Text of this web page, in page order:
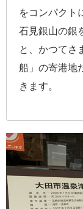
をコンパクト
石見銀山の銀
と、かつてさ
船」の寄港地
きます。